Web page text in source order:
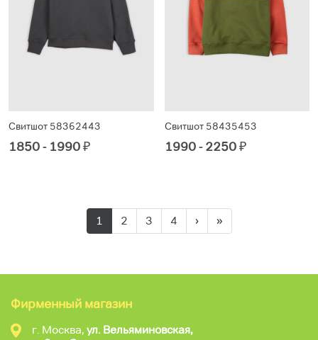
Свитшот 58362443
1850 - 1990₽
Свитшот 58435453
1990 - 2250₽
1 2 3 4 › »
Фирменный магазин
г. Москва, ул. Вельяминовская,